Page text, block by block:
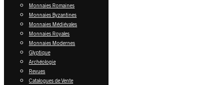
Monnaies Romaines
Monnaies Byzantines
Monnaies Médiévales
Monnaies Royales
Monnaies Modernes
Glyptique
Archéologie
Revues
Catalogues de Vente